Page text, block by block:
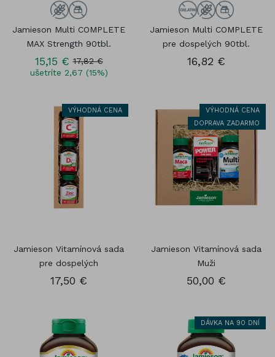
Jamieson Multi COMPLETE
MAX Strength 90tbl.
15,15 € 17,82 €
ušetríte 2,67 (15%)
Jamieson Multi COMPLETE
pre dospelých 90tbl.
16,82 €
VÝHODNÁ CENA
Jamieson Vitamínová sada
pre dospelých
17,50 €
VÝHODNÁ CENA
DOPRAVA ZADARMO
Jamieson Vitamínová sada
Muži
50,00 €
DÁVKA NA 90 DNÍ